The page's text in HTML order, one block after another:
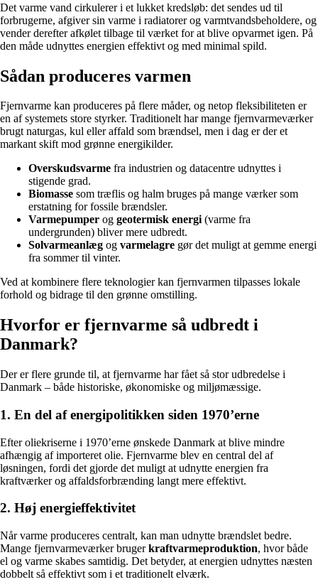
Det varme vand cirkulerer i et lukket kredsløb: det sendes ud til
forbrugerne, afgiver sin varme i radiatorer og varmtvandsbeholdere, og
vender derefter afkølet tilbage til værket for at blive opvarmet igen. På
den måde udnyttes energien effektivt og med minimal spild.
Sådan produceres varmen
Fjernvarme kan produceres på flere måder, og netop fleksibiliteten er
en af systemets store styrker. Traditionelt har mange fjernvarmeværker
brugt naturgas, kul eller affald som brændsel, men i dag er der et
markant skift mod grønne energikilder.
Overskudsvarme fra industrien og datacentre udnyttes i
stigende grad.
Biomasse som træflis og halm bruges på mange værker som
erstatning for fossile brændsler.
Varmepumper og geotermisk energi(varme fra
undergrunden) bliver mere udbredt.
Solvarmeanlæg og varmelagre gør det muligt at gemme energi
fra sommer til vinter.
Ved at kombinere flere teknologier kan fjernvarmen tilpasses lokale
forhold og bidrage til den grønne omstilling.
Hvorfor er fjernvarme så udbredt i
Danmark?
Der er flere grunde til, at fjernvarme har fået så stor udbredelse i
Danmark – både historiske, økonomiske og miljømæssige.
1. En del af energipolitikken siden 1970’erne
Efter oliekriserne i 1970’erne ønskede Danmark at blive mindre
afhængig af importeret olie. Fjernvarme blev en central del af
løsningen, fordi det gjorde det muligt at udnytte energien fra
kraftværker og affaldsforbrænding langt mere effektivt.
2. Høj energieffektivitet
Når varme produceres centralt, kan man udnytte brændslet bedre.
Mange fjernvarmeværker brugerkraftvarmeproduktion, hvor både
el og varme skabes samtidig. Det betyder, at energien udnyttes næsten
dobbelt så effektivt som i et traditionelt elværk.